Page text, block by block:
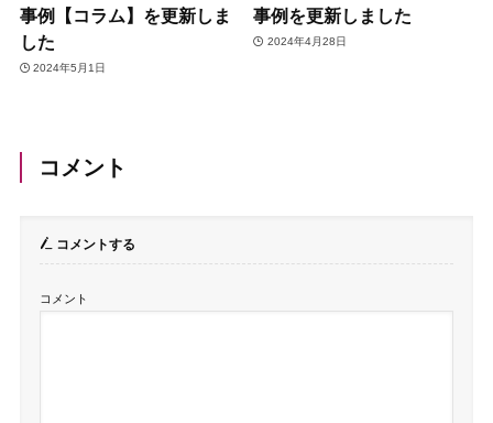
事例【コラム】を更新しま
した
2024年5月1日
事例を更新しました
2024年4月28日
コメント
コメントする
コメント